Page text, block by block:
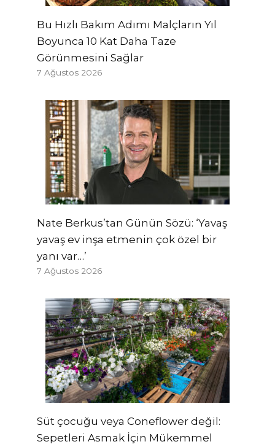
Bu Hızlı Bakım Adımı Malçların Yıl
Boyunca 10 Kat Daha Taze
Görünmesini Sağlar
7 Ağustos 2026
Nate Berkus’tan Günün Sözü: ‘Yavaş
yavaş ev inşa etmenin çok özel bir
yanı var…’
7 Ağustos 2026
Süt çocuğu veya Coneflower değil:
Sepetleri Asmak İçin Mükemmel